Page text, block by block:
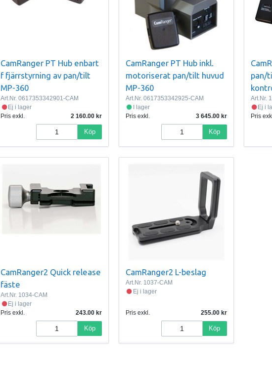
CamRanger PT Hub enbart
f fjärrstyrning av pan/tilt
MP-360
Art.Nr.0617353342901-CAM
Ej i lager
Pris exkl.
2 160.00
Köp
CamRanger PT Hub inkl.
motoriserat pan/tilt huvud
MP-360
Art.Nr. 0617353342925-CAM
I lager
Pris exkl.
3 645.00
Köp
pan/
Art.Nr.
Ej i
Pris
CamRanger2 Quick release
fäste
Art.Nr. 1034-CAM
Ej i lager
Pris exkl.
243.00
Köp
CamRanger2 L-beslag
Art.Nr. 1037-CAM
Ej i lager
Pris exkl. 255.00
Köp